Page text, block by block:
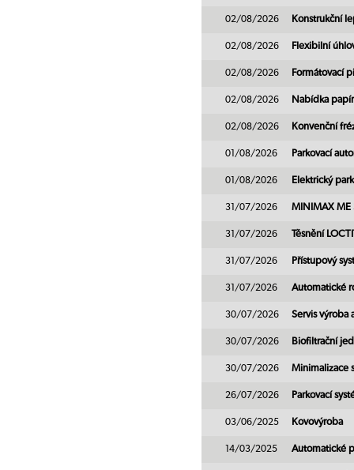
02/08/2026 Konstrukční
02/08/2026 Flexibilní
02/08/2026 Formátovací
02/08/2026 Nabídka
02/08/2026 Konvenční
01/08/2026 Parkovací
01/08/2026 Elektrický
31/07/2026 MINIMAX ME
31/07/2026 Těsnění
31/07/2026 Přístupový
31/07/2026 Automatické
30/07/2026 Servis výroba
30/07/2026 Biofiltrační
30/07/2026 Minimalizace
26/07/2026 Parkovací
03/06/2025 Kovovýroba
14/03/2025 Automatické